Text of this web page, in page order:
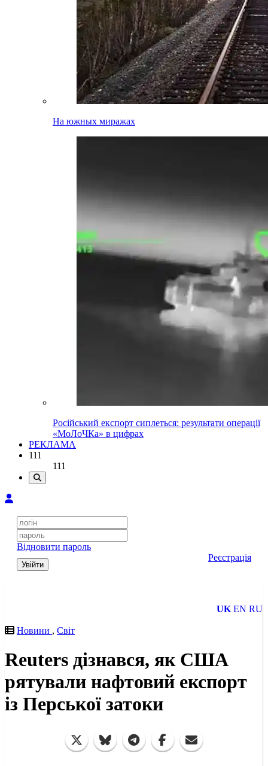
На южных миражах
Російський експорт сиплеться: результати операції
«МоЛоЧКа» в цифрах
РЕКЛАМА
111
111
Відновити пароль
Увійти
Реєстрація
UK EN RU
Новини , Світ
Reuters дізнався, як США
рятували нафтовий експорт
із Перської затоки